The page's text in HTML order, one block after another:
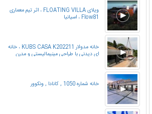
ویلای FLOATING VILLA ، اثر تیم معماری
Flow81 ، اسپانیا
خانه مدولار KUBS CASA K202211 ، خانه
ای دیدنی با طراحی مینیمالیستی و مدرن
خانه شماره 1050 , کانادا , ونکوور